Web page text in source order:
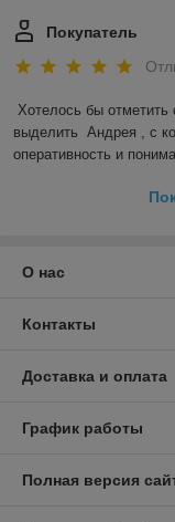
Покупатель
Хотелось бы отметить
выделить  Андрея , с
оперативность и
О нас
Контакты
Доставка и оплата
График работы
Полная версия